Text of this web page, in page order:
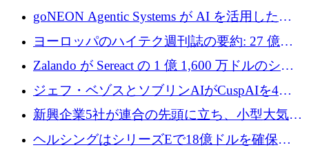
フラの構築に 500 万ユーロを調達
goNEON Agentic Systems が AI を活用したイ
ンフラ計画を加速するために 16 万ユーロを確
ヨーロッパのハイテク週刊誌の要約: 27 億ユ
ーロを超える 60 以上のハイテク資金調達取引
Zalando が Sereact の 1 億 1,600 万ドルのシリ
ーズ B に参加し、AI を活用した倉庫自動化を
ジェフ・ベゾスとソブリンAIがCuspAIを4億
5,000万ドルの資金調達で支援
新興企業5社が連合の先頭に立ち、小型大気質
センサーをEUのクリーンエア政策の中心に据
ヘルシングはシリーズEで18億ドルを確保、